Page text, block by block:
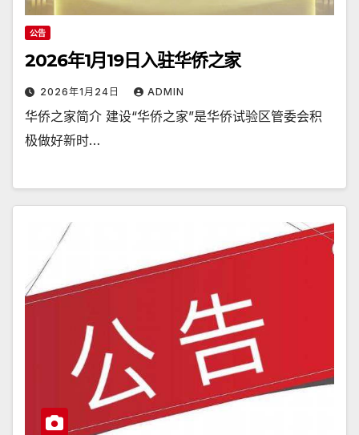
公告
2026年1月19日入驻华侨之家
2026年1月24日 ADMIN
华侨之家简介 建设“华侨之家”是华侨试验区管委会积
极做好新时…